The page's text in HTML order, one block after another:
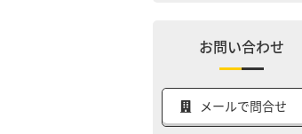
お問い合わせ
メールで問合せ